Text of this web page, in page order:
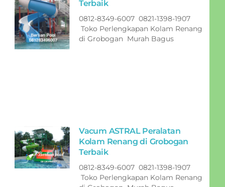
Terbaik
0812-8349-6007 0821-1398-1907
Toko Perlengkapan Kolam Renang
di Grobogan Murah Bagus
Vacum ASTRAL Peralatan
Kolam Renang di Grobogan
Terbaik
0812-8349-6007 0821-1398-1907
Toko Perlengkapan Kolam Renang